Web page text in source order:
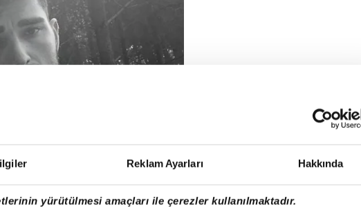
Reklam Ayarları Hakkında
yürütülmesi amaçları ile çerezler kullanılmaktadır.